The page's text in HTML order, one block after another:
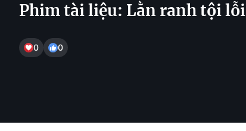
Phim tài liệu: Lằn ranh tội lỗi
0 0